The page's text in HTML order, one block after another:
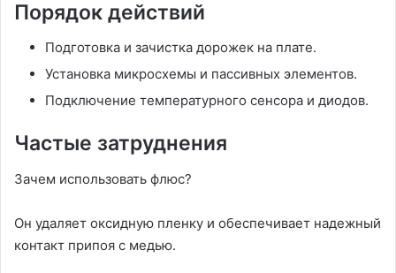
Порядок действий
Подготовка и зачистка дорожек на плате.
Установка микросхемы и пассивных элементов.
Подключение температурного сенсора и диодов.
Частые затруднения
Зачем использовать флюс?
Он удаляет оксидную пленку и обеспечивает надежный
контакт припоя с медью.